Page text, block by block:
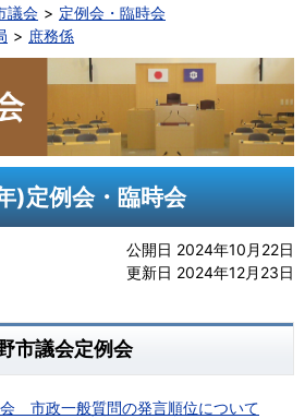
議会
定例会・臨時会
庶務係
)定例会・臨時会
公開日 2024年10月22日
更新日 2024年12月23日
市議会定例会
市政一般質問の発言順位について